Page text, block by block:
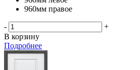
960мм правое
-
+
В корзину
Подробнее